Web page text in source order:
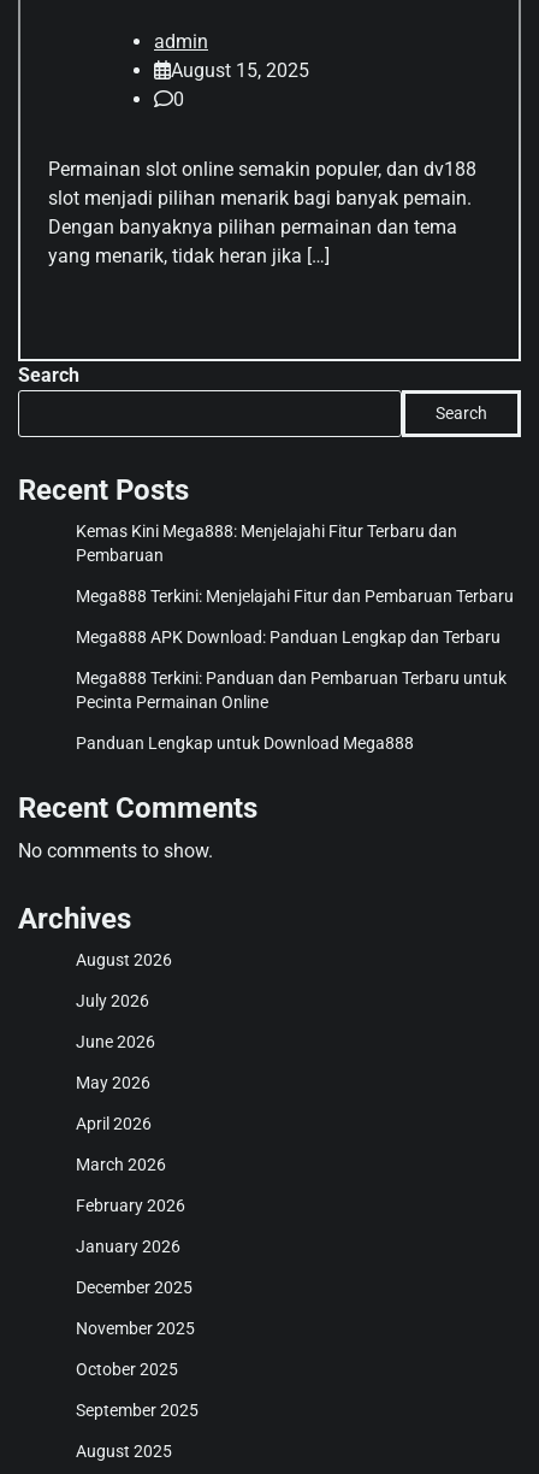
admin
August 15, 2025
0
Permainan slot online semakin populer, dan dv188
slot menjadi pilihan menarik bagi banyak pemain.
Dengan banyaknya pilihan permainan dan tema
yang menarik, tidak heran jika […]
Search
Search
Recent Posts
Kemas Kini Mega888: Menjelajahi Fitur Terbaru dan
Pembaruan
Mega888 Terkini: Menjelajahi Fitur dan Pembaruan Terbaru
Mega888 APK Download: Panduan Lengkap dan Terbaru
Mega888 Terkini: Panduan dan Pembaruan Terbaru untuk
Pecinta Permainan Online
Panduan Lengkap untuk Download Mega888
Recent Comments
No comments to show.
Archives
August 2026
July 2026
June 2026
May 2026
April 2026
March 2026
February 2026
January 2026
December 2025
November 2025
October 2025
September 2025
August 2025